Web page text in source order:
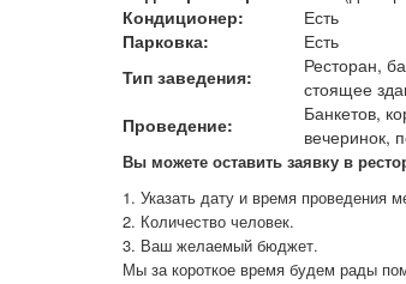
Кондиционер:
Есть
Парковка:
Есть
Тип заведения:
Ресторан,
стоящее
Проведение:
Банкетов,
вечеринок,
Вы можете оставить заявку в
1. Указать дату и время проведения
2. Количество человек.
3. Ваш желаемый бюджет.
Мы за короткое время будем рады